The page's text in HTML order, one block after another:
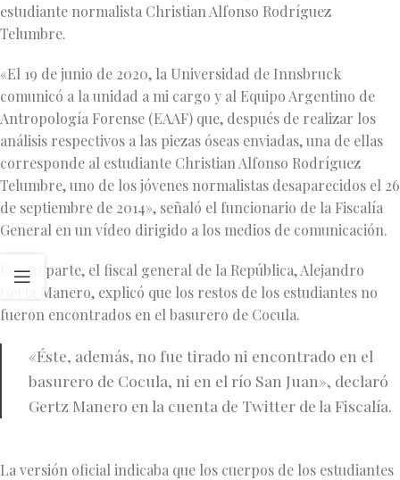
estudiante normalista Christian Alfonso Rodríguez
Telumbre.
«El 19 de junio de 2020, la Universidad de Innsbruck
comunicó a la unidad a mi cargo y al Equipo Argentino de
Antropología Forense (EAAF) que, después de realizar los
análisis respectivos a las piezas óseas enviadas, una de ellas
corresponde al estudiante Christian Alfonso Rodríguez
Telumbre, uno de los jóvenes normalistas desaparecidos el 26
de septiembre de 2014», señaló el funcionario de la Fiscalía
General en un vídeo dirigido a los medios de comunicación.
Por su parte, el fiscal general de la República, Alejandro
Gertz Manero, explicó que los restos de los estudiantes no
fueron encontrados en el basurero de Cocula.
«Éste, además, no fue tirado ni encontrado en el
basurero de Cocula, ni en el río San Juan», declaró
Gertz Manero en la cuenta de Twitter de la Fiscalía.
La versión oficial indicaba que los cuerpos de los estudiantes